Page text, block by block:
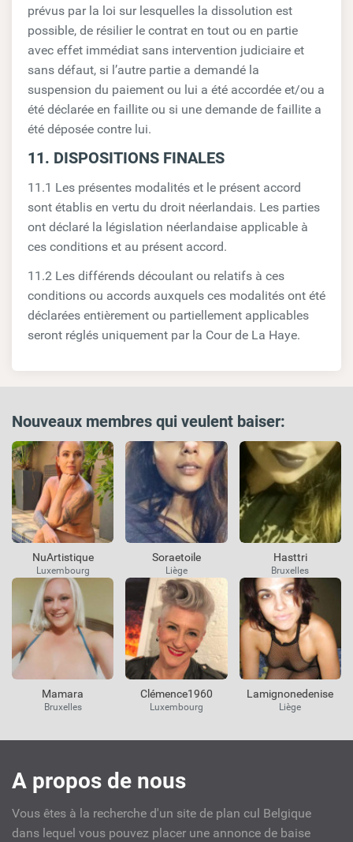
prévus par la loi sur lesquelles la dissolution est
possible, de résilier le contrat en tout ou en partie
avec effet immédiat sans intervention judiciaire et
sans défaut, si l’autre partie a demandé la
suspension du paiement ou lui a été accordée et/ou a
été déclarée en faillite ou si une demande de faillite a
été déposée contre lui.
11. DISPOSITIONS FINALES
11.1 Les présentes modalités et le présent accord
sont établis en vertu du droit néerlandais. Les parties
ont déclaré la législation néerlandaise applicable à
ces conditions et au présent accord.
11.2 Les différends découlant ou relatifs à ces
conditions ou accords auxquels ces modalités ont été
déclarées entièrement ou partiellement applicables
seront réglés uniquement par la Cour de La Haye.
Nouveaux membres qui veulent baiser:
NuArtistique
Luxembourg
Soraetoile
Liège
Hasttri
Bruxelles
Mamara
Bruxelles
Clémence1960
Luxembourg
Lamignonedenise
Liège
Liens
utiles
A propos de nous
Vous êtes à la recherche d'un site de plan cul Belgique
dans lequel vous pouvez placer une annonce de baise